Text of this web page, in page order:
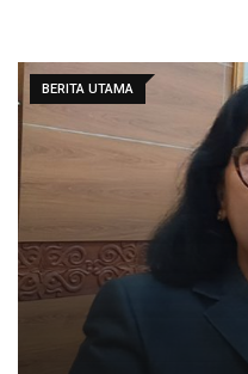
BERITA UTAMA